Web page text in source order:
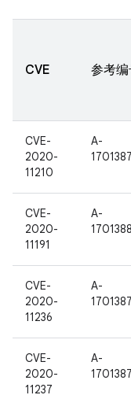
CVE 参考
CVE-
2020-
11210
A-
CVE-
2020-
11191
A-
CVE-
2020-
11236
A-
CVE-
2020-
11237
A-